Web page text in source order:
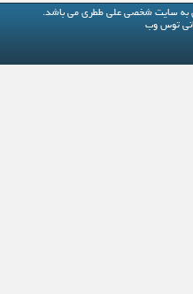
بهسایت شخصی علی ططری می باشد.
توس وب